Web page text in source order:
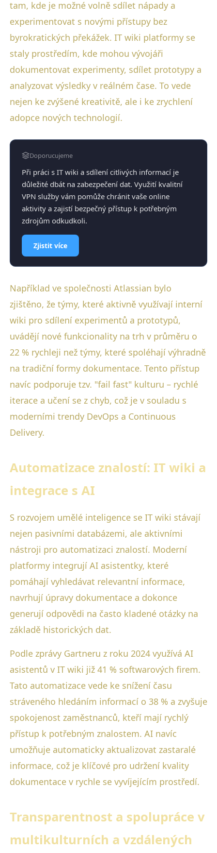
tam, kde je možné volně sdílet nápady a
experimentovat s novými přístupy bez
byrokratických překážek. IT wiki platformy se
staly prostředím, kde mohou vývojáři
dokumentovat experimenty, sdílet prototypy a
analyzovat výsledky v reálném čase. To vede
nejen ke zvýšené kreativitě, ale i ke zrychlení
adopce nových technologií.
Doporucujeme
Při práci s IT wiki a sdílení citlivých informací je
důležité dbát na zabezpečení dat. Využití kvalitní
VPN služby vám pomůže chránit vaše online
aktivity a zajistí bezpečný přístup k potřebným
zdrojům odkudkoli.
Zjistit více
Například ve společnosti Atlassian bylo
zjištěno, že týmy, které aktivně využívají interní
wiki pro sdílení experimentů a prototypů,
uvádějí nové funkcionality na trh v průměru o
22 % rychleji než týmy, které spoléhají výhradně
na tradiční formy dokumentace. Tento přístup
navíc podporuje tzv. "fail fast" kulturu – rychlé
iterace a učení se z chyb, což je v souladu s
moderními trendy DevOps a Continuous
Delivery.
Automatizace znalostí: IT wiki a
integrace s AI
S rozvojem umělé inteligence se IT wiki stávají
nejen pasivními databázemi, ale aktivními
nástroji pro automatizaci znalostí. Moderní
platformy integrují AI asistentky, které
pomáhají vyhledávat relevantní informace,
navrhují úpravy dokumentace a dokonce
generují odpovědi na často kladené otázky na
základě historických dat.
Podle zprávy Gartneru z roku 2024 využívá AI
asistentů v IT wiki již 41 % softwarových firem.
Tato automatizace vede ke snížení času
stráveného hledáním informací o 38 % a zvyšuje
spokojenost zaměstnanců, kteří mají rychlý
přístup k potřebným znalostem. AI navíc
umožňuje automaticky aktualizovat zastaralé
informace, což je klíčové pro udržení kvality
dokumentace v rychle se vyvíjejícím prostředí.
Transparentnost a spolupráce v
multikulturních a vzdálených